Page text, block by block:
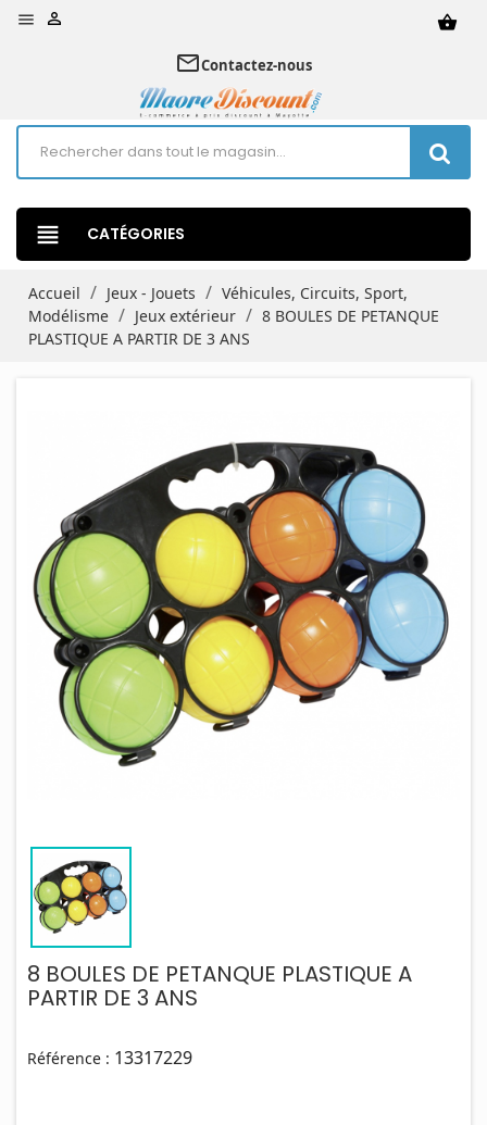
 shopping_basket

mail_outlineContactez-nous
view_headline CATÉGORIES
Accueil Jeux - Jouets
Véhicules, Circuits, Sport,
Modélisme
Jeux extérieur
8 BOULES DE PETANQUE
PLASTIQUE A PARTIR DE 3 ANS
8 BOULES DE PETANQUE PLASTIQUE A
PARTIR DE 3 ANS
Référence : 13317229